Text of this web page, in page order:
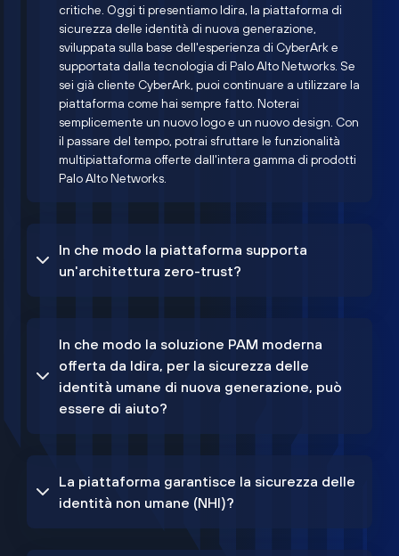
critiche. Oggi ti presentiamo Idira, la piattaforma di
sicurezza delle identità di nuova generazione,
sviluppata sulla base dell'esperienza di CyberArk e
supportata dalla tecnologia di Palo Alto Networks. Se
sei già cliente CyberArk, puoi continuare a utilizzare la
piattaforma come hai sempre fatto. Noterai
semplicemente un nuovo logo e un nuovo design. Con
il passare del tempo, potrai sfruttare le funzionalità
multipiattaforma offerte dall'intera gamma di prodotti
Palo Alto Networks.
In che modo la piattaforma supporta
un'architettura zero-trust?
In che modo la soluzione PAM moderna
offerta da Idira, per la sicurezza delle
identità umane di nuova generazione, può
essere di aiuto?
La piattaforma garantisce la sicurezza delle
identità non umane (NHI)?